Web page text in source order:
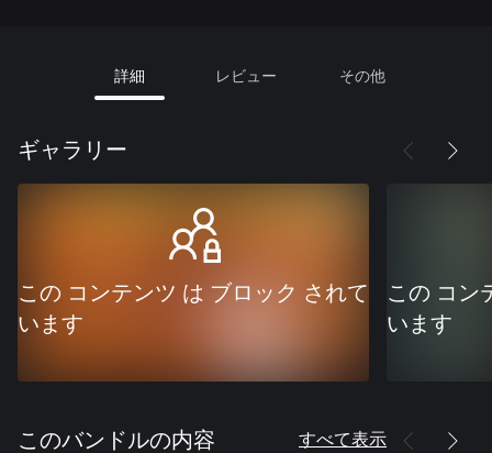
詳細 レビュー その他
ギャラリー
この コンテンツ は ブロック されて
います
この コン
います
このバンドルの内容 すべて表示